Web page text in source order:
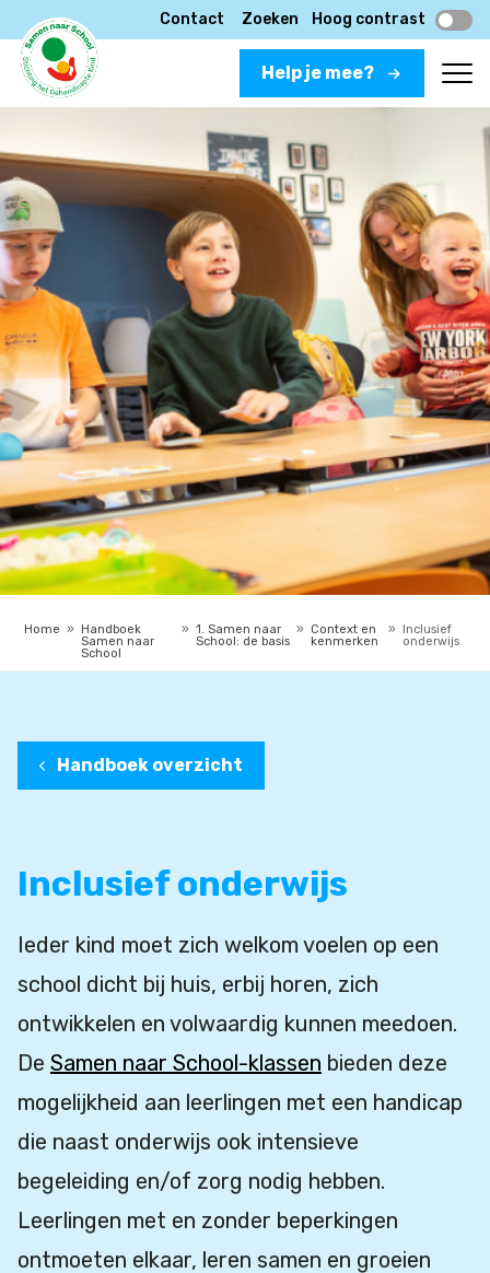
Contact Zoeken Hoog contrast
Help je mee?
Home »
Handboek
Samen naar
School
» 1. Samen naar
School: de basis
»
Context en
kenmerken
»
Inclusief
onderwijs
Handboek overzicht
Inclusief onderwijs
Ieder kind moet zich welkom voelen op een
school dicht bij huis, erbij horen, zich
ontwikkelen en volwaardig kunnen meedoen.
De Samen naar School-klassen bieden deze
mogelijkheid aan leerlingen met een handicap
die naast onderwijs ook intensieve
begeleiding en/of zorg nodig hebben.
Leerlingen met en zonder beperkingen
ontmoeten elkaar, leren samen en groeien